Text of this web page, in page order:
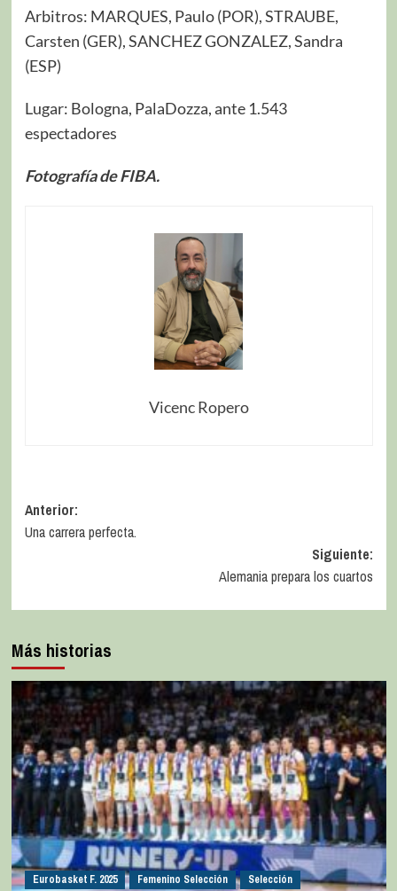
Arbitros: MARQUES, Paulo (POR), STRAUBE,
Carsten (GER), SANCHEZ GONZALEZ, Sandra
(ESP)
Lugar: Bologna, PalaDozza, ante 1.543
espectadores
Fotografía de FIBA.
Vicenc Ropero
Anterior:
Una carrera perfecta.
Siguiente:
Alemania prepara los cuartos
Más historias
Eurobasket F. 2025 Femenino Selección Selección